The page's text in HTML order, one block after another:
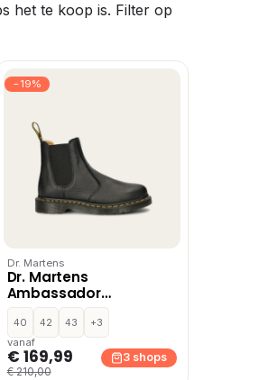
het te koop is. Filter op
−19%
Dr. Martens
Dr. Martens
Ambassador
chelseaboots – Zwart
40 42 43
+3
vanaf
€ 169,99
€ 210,00
3 shops